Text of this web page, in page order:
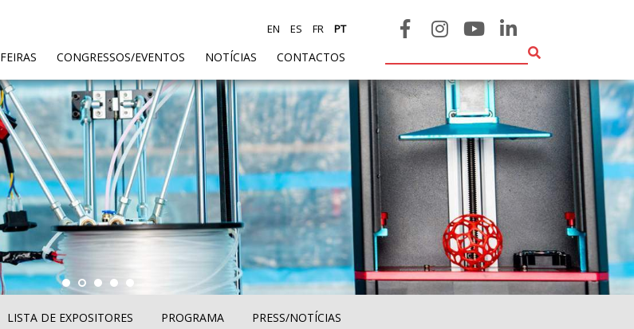
FEIRAS CONGRESSOS/EVENTOS NOTÍCIAS CONTACTOS
EN ES FR PT
LISTA DE EXPOSITORES PROGRAMA PRESS/NOTÍCIAS